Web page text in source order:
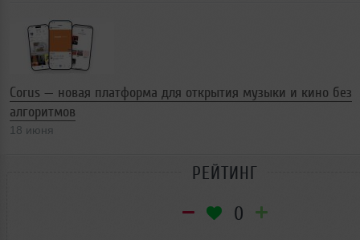
Corus — новая платформа для открытия музыки и кино без
алгоритмов
18 июня
РЕЙТИНГ
0